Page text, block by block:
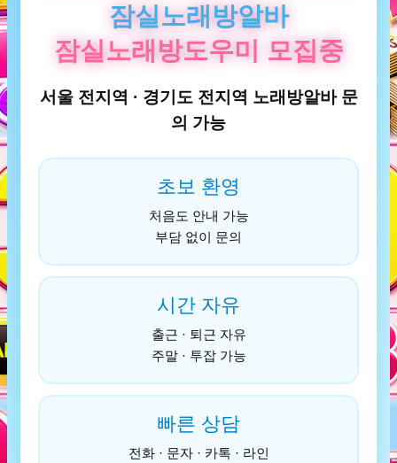
잠실노래방알바
잠실노래방도우미 모집중
서울 전지역 · 경기도 전지역 노래방알바 문
의 가능
초보 환영
처음도 안내 가능
부담 없이 문의
시간 자유
출근 · 퇴근 자유
주말 · 투잡 가능
빠른 상담
전화 · 문자 · 카톡 · 라인